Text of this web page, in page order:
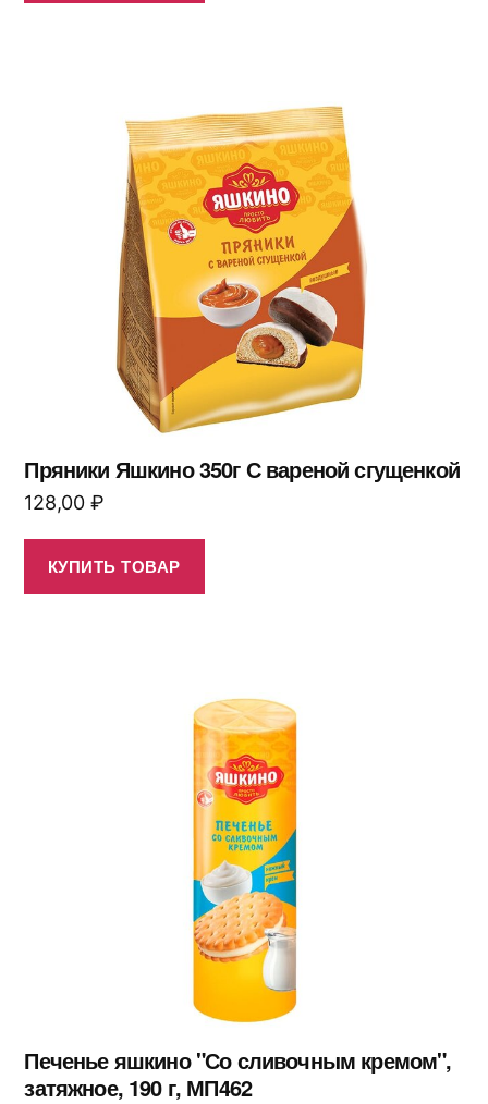
Пряники Яшкино 350г С вареной сгущенкой
128,00 ₽
КУПИТЬ ТОВАР
Печенье яшкино "Со сливочным кремом",
затяжное, 190 г, МП462